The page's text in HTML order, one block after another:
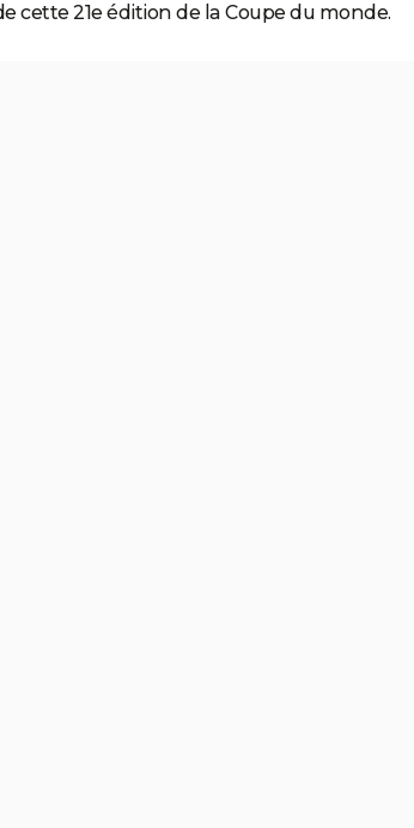
cette 21e édition de la Coupe du monde.